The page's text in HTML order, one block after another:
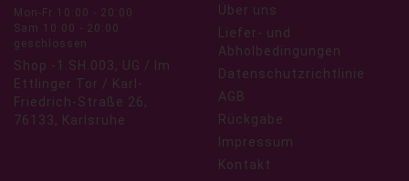
Mon-Fr 10:00 - 20:00
Sam 10:00 - 20:00
geschlossen
Shop -1.SH.003, UG / Im
Ettlinger Tor / Karl-
Friedrich-Straße 26,
76133, Karlsruhe
Über uns
Liefer- und
Abholbedingungen
Datenschutzrichtlinie
AGB
Rückgabe
Impressum
Kontakt